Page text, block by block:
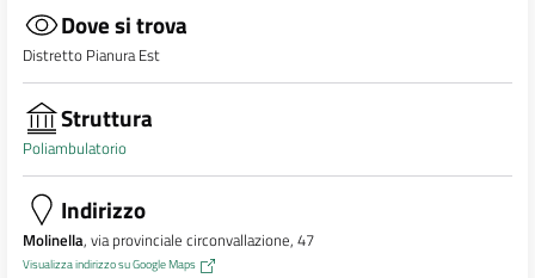
Dove si trova
Distretto Pianura Est
Struttura
Poliambulatorio
Indirizzo
Molinella, via provinciale circonvallazione, 47
Visualizza indirizzo su Google Maps